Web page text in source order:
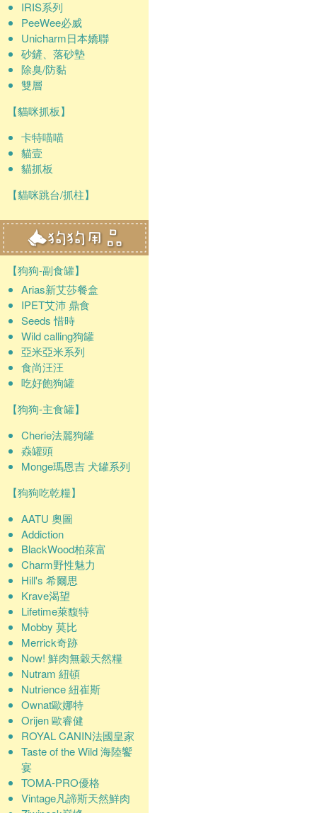
IRIS系列
PeeWee必威
Unicharm日本嬌聯
砂鏟、落砂墊
除臭/防黏
雙層
【貓咪抓板】
卡特喵喵
貓壹
貓抓板
【貓咪跳台/抓柱】
【狗狗-副食罐】
Arias新艾莎餐盒
IPET艾沛 鼎食
Seeds 惜時
Wild calling狗罐
亞米亞米系列
食尚汪汪
吃好飽狗罐
【狗狗-主食罐】
Cherie法麗狗罐
猋罐頭
Monge瑪恩吉 犬罐系列
【狗狗吃乾糧】
AATU 奧圖
Addiction
BlackWood柏萊富
Charm野性魅力
Hill's 希爾思
Krave渴望
Lifetime萊馥特
Mobby 莫比
Merrick奇跡
Now! 鮮肉無穀天然糧
Nutram 紐頓
Nutrience 紐崔斯
Ownat歐娜特
Orijen 歐睿健
ROYAL CANIN法國皇家
Taste of the Wild 海陸饗
宴
TOMA-PRO優格
Vintage凡諦斯天然鮮肉